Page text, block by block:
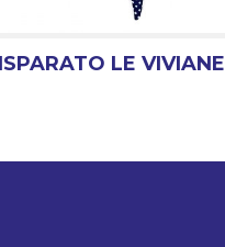
LE VIVIANE